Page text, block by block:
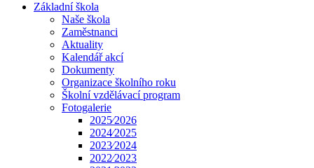
Základní škola
Naše škola
Zaměstnanci
Aktuality
Kalendář akcí
Dokumenty
Organizace školního roku
Školní vzdělávací program
Fotogalerie
2025⁄2026
2024⁄2025
2023⁄2024
2022⁄2023